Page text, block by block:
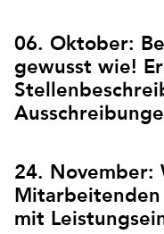
06. Oktober:
gewusst wie!
24. November:
mit